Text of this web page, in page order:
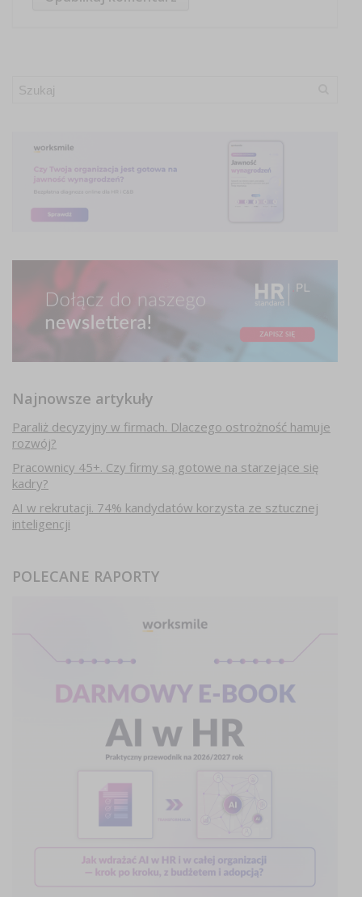
Najnowsze artykuły
Paraliż decyzyjny w firmach. Dlaczego ostrożność hamuje
rozwój?
Pracownicy 45+. Czy firmy są gotowe na starzejące się
kadry?
AI w rekrutacji. 74% kandydatów korzysta ze sztucznej
inteligencji
POLECANE RAPORTY